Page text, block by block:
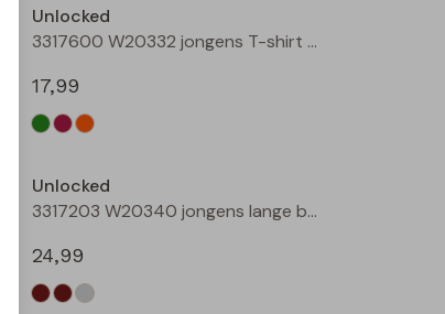
Unlocked
3317600 W20332 jongens T-shirt lm Wijnrood
17,99
Unlocked
3317203 W20340 jongens lange broek Camel
24,99